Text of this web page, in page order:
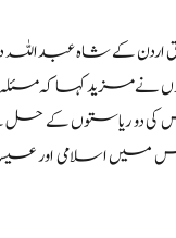
کے شاہ عبداللہ
نے مزید کہا کہ
دو ریاستوں کے حل
میں اسلامی اور